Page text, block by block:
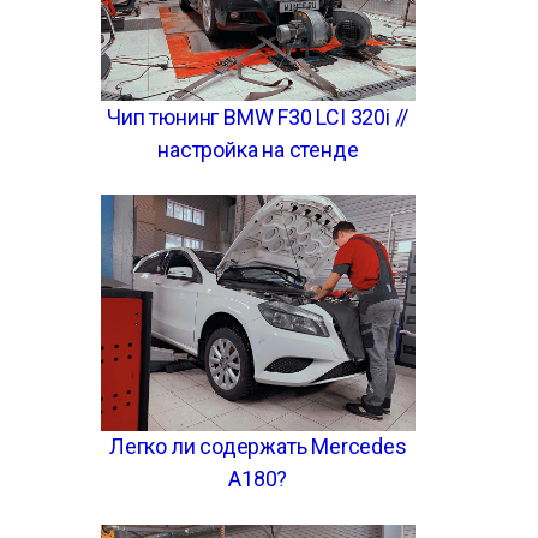
Чип тюнинг BMW F30 LCI 320i //
настройка на стенде
Легко ли содержать Mercedes
A180?